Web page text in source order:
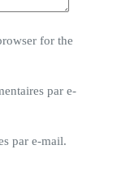
for the
par e-
par e-mail.